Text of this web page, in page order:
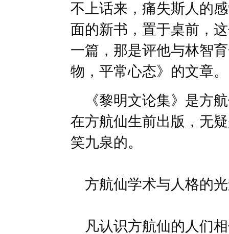
不上话来，痛失斯人的
面的新书，置于桌前，
一篇，那是评他与林智
物，平常心态》的文章。
《黎明文论集》是方
在方航仙生前出版，无
笑九泉的。
方航仙学术与人格的
凡认识方航仙的人们